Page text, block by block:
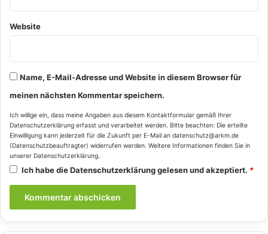
Website
Name, E-Mail-Adresse und Website in diesem Browser für
meinen nächsten Kommentar speichern.
Ich willige ein, dass meine Angaben aus diesem Kontaktformular gemäß Ihrer
Datenschutzerklärung erfasst und verarbeitet werden. Bitte beachten: Die erteilte
Einwilligung kann jederzeit für die Zukunft per E-Mail an datenschutz@arkm.de
(Datenschutzbeauftragter) widerrufen werden. Weitere Informationen finden Sie in
unserer Datenschutzerklärung.
Ich habe dieDatenschutzerklärunggelesen und akzeptiert. *